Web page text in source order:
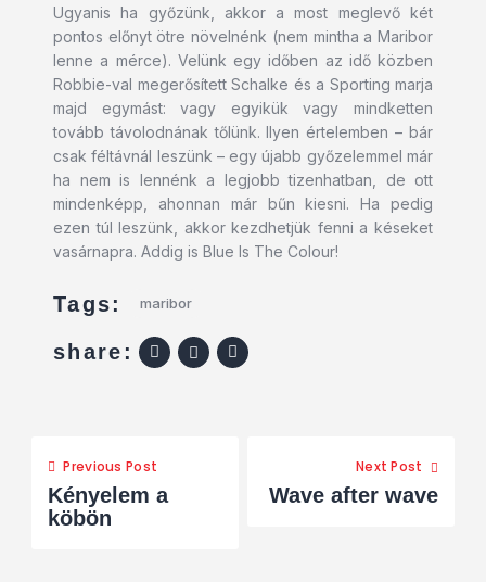
Ugyanis ha győzünk, akkor a most meglevő két
pontos előnyt ötre növelnénk (nem mintha a Maribor
lenne a mérce). Velünk egy időben az idő közben
Robbie-val megerősített Schalke és a Sporting marja
majd egymást: vagy egyikük vagy mindketten
tovább távolodnának tőlünk. Ilyen értelemben – bár
csak féltávnál leszünk – egy újabb győzelemmel már
ha nem is lennénk a legjobb tizenhatban, de ott
mindenképp, ahonnan már bűn kiesni. Ha pedig
ezen túl leszünk, akkor kezdhetjük fenni a késeket
vasárnapra. Addig is Blue Is The Colour!
Tags: maribor
share:
Previous Post
Kényelem a
köbön
Next Post
Wave after wave